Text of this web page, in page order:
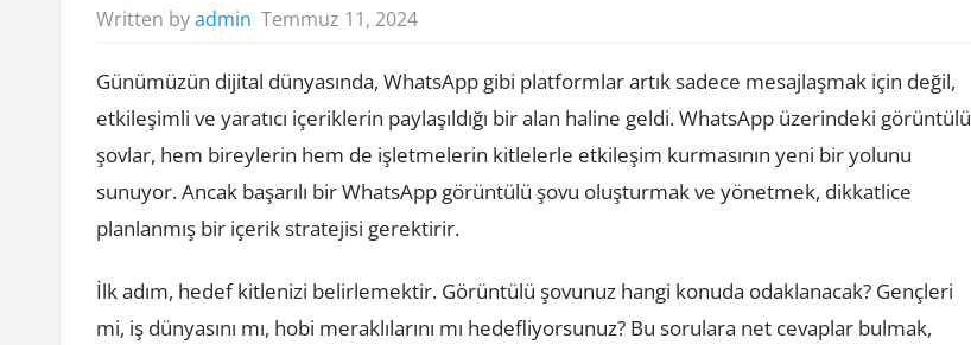
Written byadmin Temmuz 11, 2024
Günümüzün dijital dünyasında, WhatsApp gibi platformlar artık sadece mesajlaşmak için değil,
etkileşimli ve yaratıcı içeriklerin paylaşıldığı bir alan haline geldi. WhatsApp üzerindeki görüntülü
şovlar, hem bireylerin hem de işletmelerin kitlelerle etkileşim kurmasının yeni bir yolunu
sunuyor. Ancak başarılı bir WhatsApp görüntülü şovu oluşturmak ve yönetmek, dikkatlice
planlanmış bir içerik stratejisi gerektirir.
İlk adım, hedef kitlenizi belirlemektir. Görüntülü şovunuz hangi konuda odaklanacak? Gençleri
mi, iş dünyasını mı, hobi meraklılarını mı hedefliyorsunuz? Bu sorulara net cevaplar bulmak,